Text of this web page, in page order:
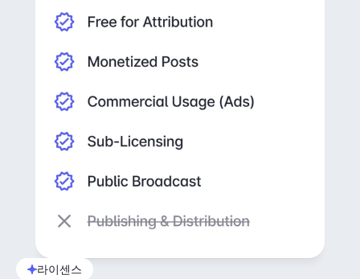
라이센스